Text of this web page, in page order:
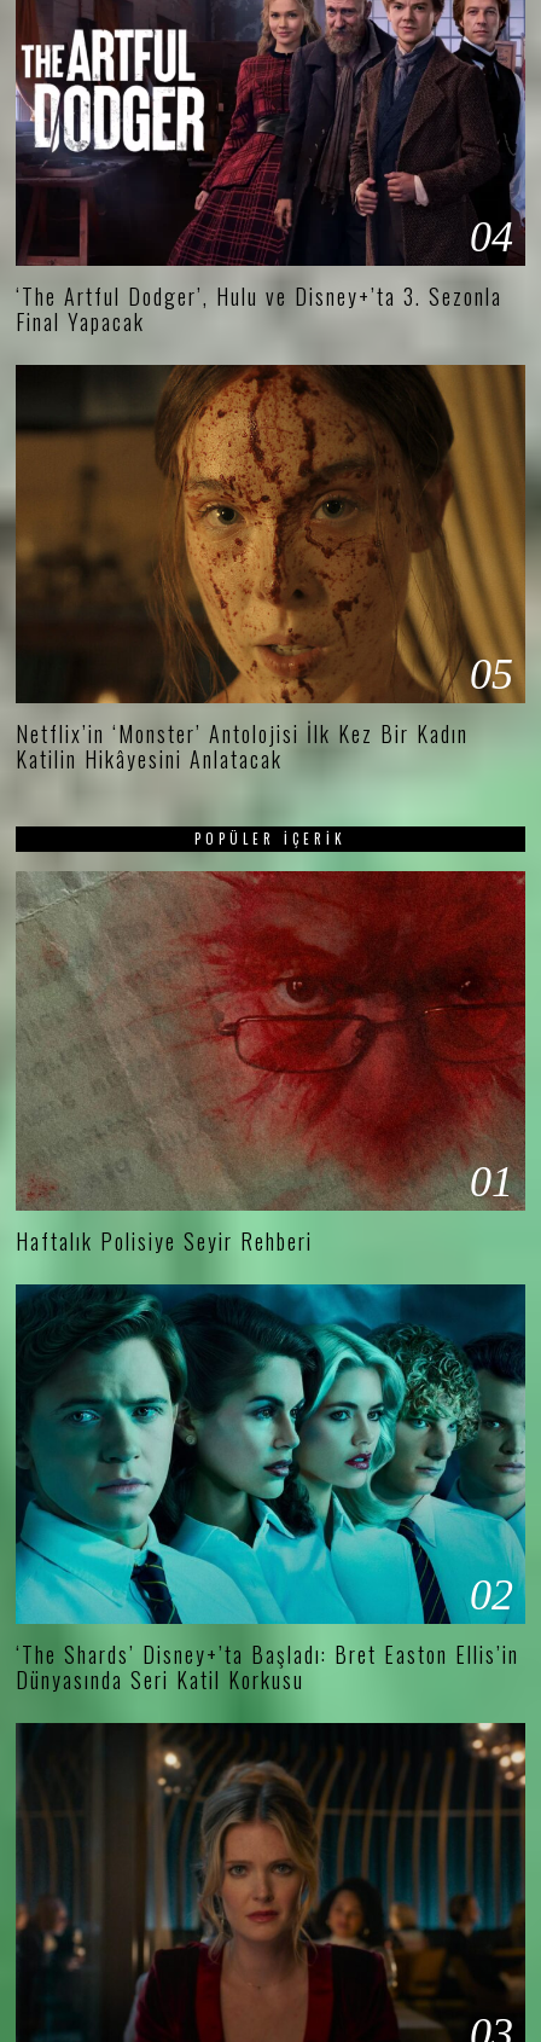
04
‘The Artful Dodger’, Hulu ve Disney+’ta 3. Sezonla
Final Yapacak
05
Netflix’in ‘Monster’ Antolojisi İlk Kez Bir Kadın
Katilin Hikâyesini Anlatacak
POPÜLER İÇERIK
01
Haftalık Polisiye Seyir Rehberi
02
‘The Shards’ Disney+’ta Başladı: Bret Easton Ellis’in
Dünyasında Seri Katil Korkusu